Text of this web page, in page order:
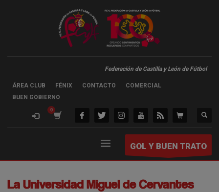
Federación de Castilla y León de Fútbol
ÁREA CLUB FÉNIX CONTACTO
COMERCIAL
BUEN GOBIERNO
GOL Y BUEN TRATO
La Universidad Miguel de Cervantes